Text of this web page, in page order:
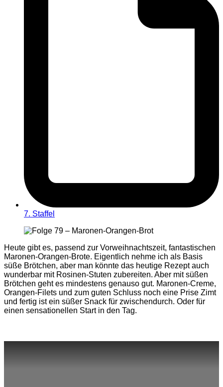
7. Staffel
Heute gibt es, passend zur Vorweihnachtszeit, fantastischen
Maronen-Orangen-Brote. Eigentlich nehme ich als Basis
süße Brötchen, aber man könnte das heutige Rezept auch
wunderbar mit Rosinen-Stuten zubereiten. Aber mit süßen
Brötchen geht es mindestens genauso gut. Maronen-Creme,
Orangen-Filets und zum guten Schluss noch eine Prise Zimt
und fertig ist ein süßer Snack für zwischendurch. Oder für
einen sensationellen Start in den Tag.